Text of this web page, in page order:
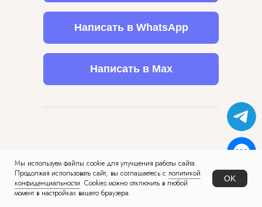
Написать в WhatsApp
Написать в Max
Мы используем файлы cookie для улучшения работы сайта.
Продолжая использовать сайт, вы соглашаетесь с политикой
конфиденциальности. Cookies можно отключить в любой
момент в настройках вашего браузера.
OK